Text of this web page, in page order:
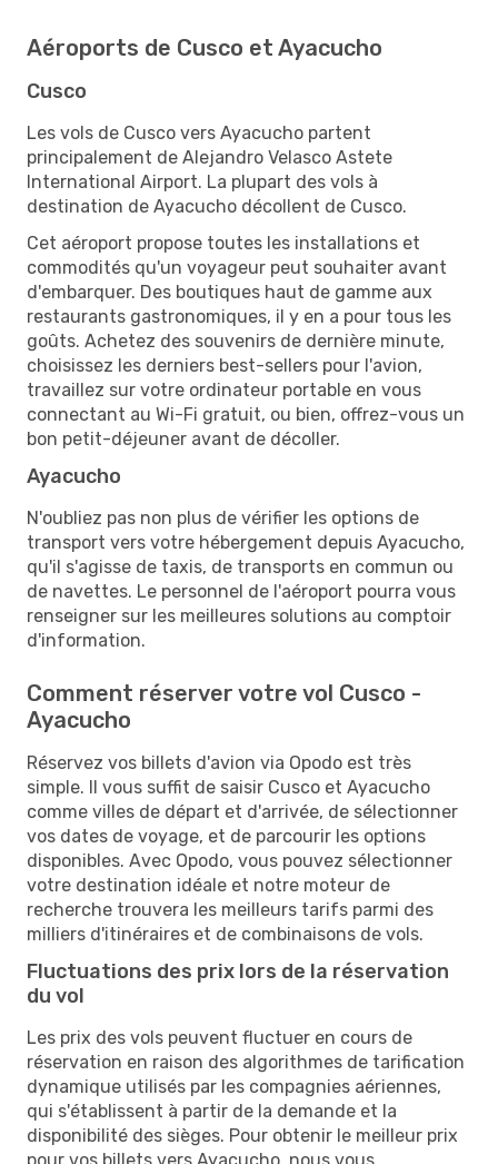
Aéroports de Cusco et Ayacucho
Cusco
Les vols de Cusco vers Ayacucho partent
principalement de Alejandro Velasco Astete
International Airport. La plupart des vols à
destination de Ayacucho décollent de Cusco.
Cet aéroport propose toutes les installations et
commodités qu'un voyageur peut souhaiter avant
d'embarquer. Des boutiques haut de gamme aux
restaurants gastronomiques, il y en a pour tous les
goûts. Achetez des souvenirs de dernière minute,
choisissez les derniers best-sellers pour l'avion,
travaillez sur votre ordinateur portable en vous
connectant au Wi-Fi gratuit, ou bien, offrez-vous un
bon petit-déjeuner avant de décoller.
Ayacucho
N'oubliez pas non plus de vérifier les options de
transport vers votre hébergement depuis Ayacucho,
qu'il s'agisse de taxis, de transports en commun ou
de navettes. Le personnel de l'aéroport pourra vous
renseigner sur les meilleures solutions au comptoir
d'information.
Comment réserver votre vol Cusco -
Ayacucho
Réservez vos billets d'avion via Opodo est très
simple. Il vous suffit de saisir Cusco et Ayacucho
comme villes de départ et d'arrivée, de sélectionner
vos dates de voyage, et de parcourir les options
disponibles. Avec Opodo, vous pouvez sélectionner
votre destination idéale et notre moteur de
recherche trouvera les meilleurs tarifs parmi des
milliers d'itinéraires et de combinaisons de vols.
Fluctuations des prix lors de la réservation
du vol
Les prix des vols peuvent fluctuer en cours de
réservation en raison des algorithmes de tarification
dynamique utilisés par les compagnies aériennes,
qui s'établissent à partir de la demande et la
disponibilité des sièges. Pour obtenir le meilleur prix